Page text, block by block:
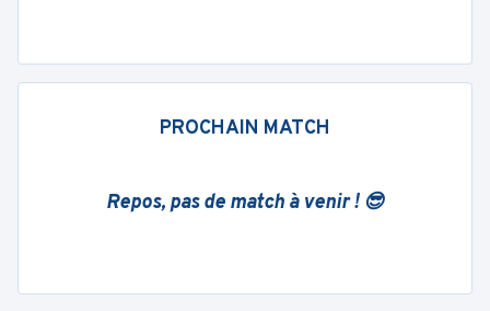
PROCHAIN MATCH
Repos, pas de match à venir ! 😎